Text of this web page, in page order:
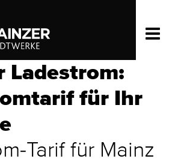
Ladestrom:
für Ihr
Tarif für Mainz